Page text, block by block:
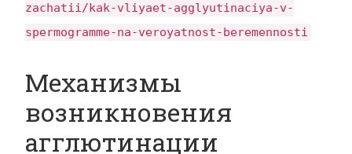
zachatii/kak-vliyaet-agglyutinaciya-v-
spermogramme-na-veroyatnost-beremennosti
Механизмы
возникновения
агглютинации